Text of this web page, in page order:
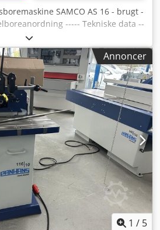
SAMCO AS 16 - brugt -
----- Tekniske data --
550 x 285 mm, Borebredde: 190
Omdrejningstal: 2.840 o/min.,
kg Dkodow Nv Nxspfx Af AsrAnnoncer
1 / 5